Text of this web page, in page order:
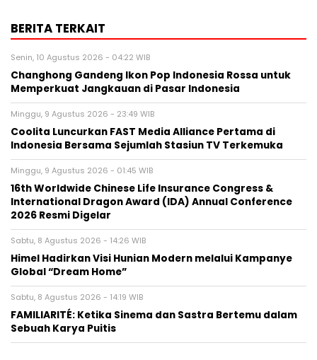
BERITA TERKAIT
Senin, 10 Agustus 2026 - 04:22 WIB
Changhong Gandeng Ikon Pop Indonesia Rossa untuk
Memperkuat Jangkauan di Pasar Indonesia
Minggu, 9 Agustus 2026 - 23:49 WIB
Coolita Luncurkan FAST Media Alliance Pertama di
Indonesia Bersama Sejumlah Stasiun TV Terkemuka
Minggu, 9 Agustus 2026 - 01:45 WIB
16th Worldwide Chinese Life Insurance Congress &
International Dragon Award (IDA) Annual Conference
2026 Resmi Digelar
Sabtu, 8 Agustus 2026 - 14:26 WIB
Himel Hadirkan Visi Hunian Modern melalui Kampanye
Global “Dream Home”
Sabtu, 8 Agustus 2026 - 14:19 WIB
FAMILIARITÉ: Ketika Sinema dan Sastra Bertemu dalam
Sebuah Karya Puitis